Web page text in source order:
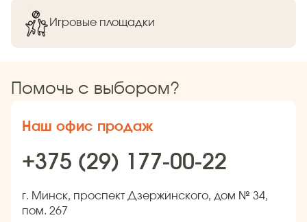
Игровые площадки
Помочь с выбором?
Наш офис продаж
+375 (29) 177-00-22
г. Минск, проспект Дзержинского, дом № 34,
пом. 267